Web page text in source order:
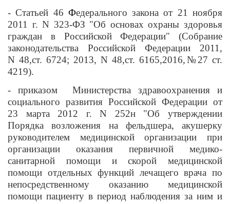
- Статьей 46 Федерального закона от 21 ноября
2011 г. N 323-ФЗ "Об основах охраны здоровья
граждан в Российской Федерации" (Собрание
законодательства Российской Федерации 2011,
N 48,ст. 6724; 2013, N 48,ст. 6165,2016,№27 ст.
4219).
- приказом Министерства здравоохранения и
социального развития Российской Федерации от
23 марта 2012 г. N 252н "Об утверждении
Порядка возложения на фельдшера, акушерку
руководителем медицинской организации при
организации оказания первичной медико-
санитарной помощи и скорой медицинской
помощи отдельных функций лечащего врача по
непосредственному оказанию медицинской
помощи пациенту в период наблюдения за ним и